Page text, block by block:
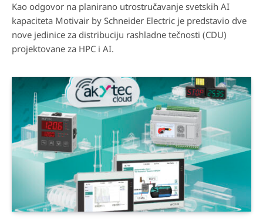
Kao odgovor na planirano utrostručavanje svetskih AI
kapaciteta Motivair by Schneider Electric je predstavio dve
nove jedinice za distribuciju rashladne tečnosti (CDU)
projektovane za HPC i AI.